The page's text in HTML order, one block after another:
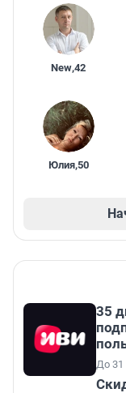
New,42
Юлия,50
35
До 31